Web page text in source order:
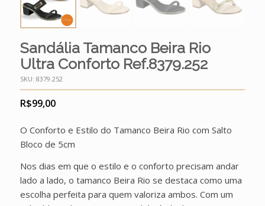
Sandália Tamanco Beira Rio
Ultra Conforto Ref.8379.252
SKU: 8379.252
R$99,00
O Conforto e Estilo do Tamanco Beira Rio com Salto
Bloco de 5cm
Nos dias em que o estilo e o conforto precisam andar
lado a lado, o tamanco Beira Rio se destaca como uma
escolha perfeita para quem valoriza ambos. Com um